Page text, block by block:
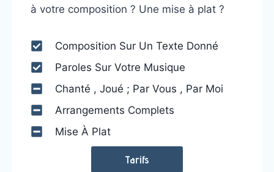
à votre composition ? Une mise à plat ?
Composition Sur Un Texte Donné
Paroles Sur Votre Musique
Chanté , Joué ; Par Vous , Par Moi
Arrangements Complets
Mise À Plat
Tarifs